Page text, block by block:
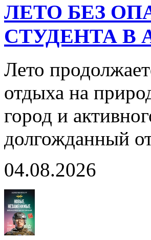
ЛЕТО БЕЗ
СТУДЕНТА В
Лето
отдыха на
город и
долгожданный
04.08.2026